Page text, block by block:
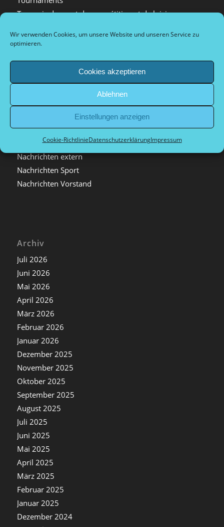
Wir verwenden Cookies, um unsere Website und unseren Service zu
optimieren.
Cookies akzeptieren
Ablehnen
Einstellungen anzeigen
Cookie-RichtlinieDatenschutzerklärungImpressum
Tournois de sport de compétition et de loisirs
Plan d’accès et informations sur la ville
Allgemein
Nachrichten extern
Nachrichten Sport
Nachrichten Vorstand
Archiv
Juli 2026
Juni 2026
Mai 2026
April 2026
März 2026
Februar 2026
Januar 2026
Dezember 2025
November 2025
Oktober 2025
September 2025
August 2025
Juli 2025
Juni 2025
Mai 2025
April 2025
März 2025
Februar 2025
Januar 2025
Dezember 2024